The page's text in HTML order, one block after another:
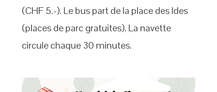
(CHF 5.-). Le bus part de la place des Ides
(places de parc gratuites). La navette
circule chaque 30 minutes.